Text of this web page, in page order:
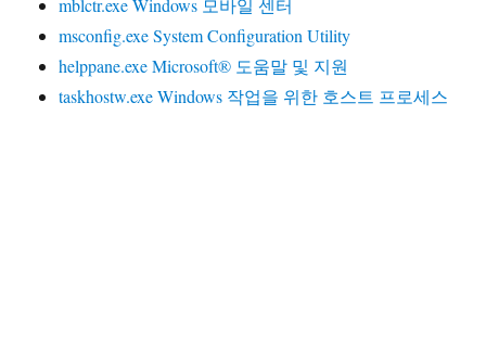
mblctr.exe Windows 모바일 센터
msconfig.exe System Configuration Utility
helppane.exe Microsoft® 도움말 및 지원
taskhostw.exe Windows 작업을 위한 호스트 프로세스